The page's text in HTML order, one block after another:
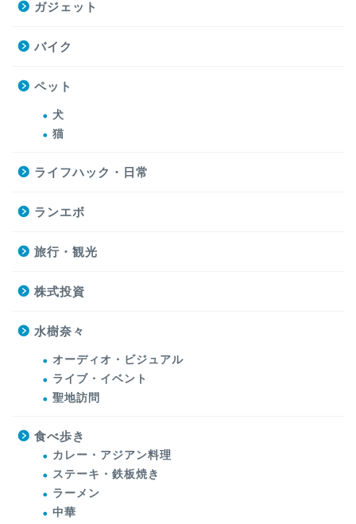
ガジェット
バイク
ペット
犬
猫
ライフハック・日常
ランエボ
旅行・観光
株式投資
水樹奈々
オーディオ・ビジュアル
ライブ・イベント
聖地訪問
食べ歩き
カレー・アジアン料理
ステーキ・鉄板焼き
ラーメン
中華